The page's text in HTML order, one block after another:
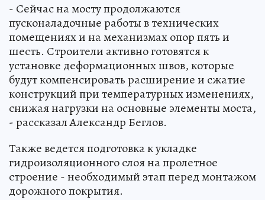
- Сейчас на мосту продолжаются
пусконаладочные работы в технических
помещениях и на механизмах опор пять и
шесть. Строители активно готовятся к
установке деформационных швов, которые
будут компенсировать расширение и сжатие
конструкций при температурных изменениях,
снижая нагрузки на основные элементы моста,
- рассказал Александр Беглов.
Также ведется подготовка к укладке
гидроизоляционного слоя на пролетное
строение - необходимый этап перед монтажом
дорожного покрытия.